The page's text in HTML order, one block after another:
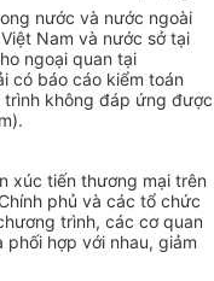
nước và nước ngoài
Nam và nước sở tại
ngoại quan tại
có báo cáo kiểm toán
không đáp ứng được
xúc tiến thương mại trên
phủ và các tổ chức
trình, các cơ quan
hợp với nhau, giảm